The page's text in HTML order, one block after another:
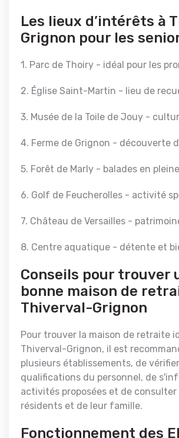
Les lieux d’intérêts à
Grignon pour les
1. Parc de Thoiry - idéal pour les
2. Église Saint-Martin - lieu de
3. Musée de la Toile de Jouy -
4. Ferme de Grignon - découverte
5. Forêt de Marly - balades en
6. Golf de Feucherolles - activité
7. Château de Versailles -
8. Centre aquatique - détente et
Conseils pour trouver
bonne maison de
Thiverval-Grignon
Pour trouver la maison de retraite
Thiverval-Grignon, il est
plusieurs établissements, de
qualifications du personnel, de
activités proposées et de consulter
résidents et de leur famille.
Fonctionnement des